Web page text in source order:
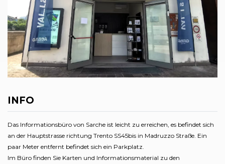
INFO
Das Informationsbüro von Sarche ist leicht zu erreichen, es befindet sich
an der Hauptstrasse richtung Trento SS45bis in Madruzzo Straße. Ein
paar Meter entfernt befindet sich ein Parkplatz.
Im Büro finden Sie Karten und Informationsmaterial zu den